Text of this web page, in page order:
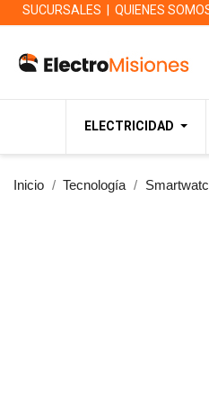
SUCURSALES QUIENES
ELECTRICIDAD
Inicio Tecnología